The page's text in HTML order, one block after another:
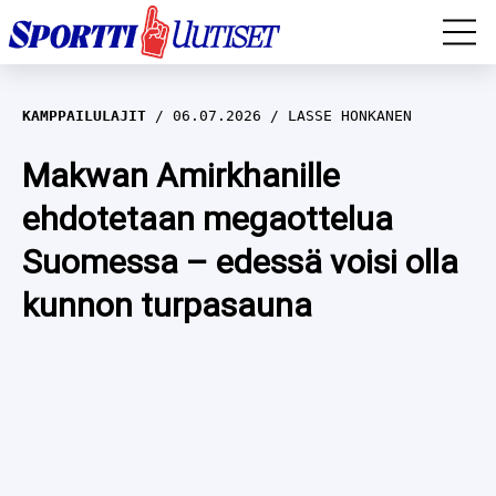
EM-YLEISURHEILU
JÄÄKIEKKO
YLEISURHEILU
WILMA HELTELÄ
TALVILAJIT
KAMPPAILULAJIT 06.07.2026 LASSE HONKANEN
Makwan Amirkhanille
ehdotetaan megaottelua
Suomessa – edessä voisi olla
kunnon turpasauna